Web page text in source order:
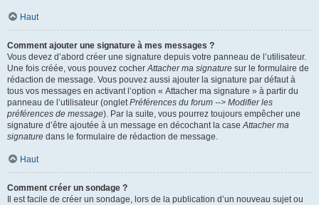
Haut
Comment ajouter une signature à mes messages ?
Vous devez d’abord créer une signature depuis votre panneau de l’utilisateur.
Une fois créée, vous pouvez cocherAttacher ma signature sur le formulaire de
rédaction de message. Vous pouvez aussi ajouter la signature par défaut à
tous vos messages en activant l’option « Attacher ma signature » à partir du
panneau de l’utilisateur (ongletPréférences du forum --> Modifier les
préférences de message). Par la suite, vous pourrez toujours empêcher une
signature d’être ajoutée à un message en décochant la caseAttacher ma
signature dans le formulaire de rédaction de message.
Haut
Comment créer un sondage ?
Il est facile de créer un sondage, lors de la publication d’un nouveau sujet ou